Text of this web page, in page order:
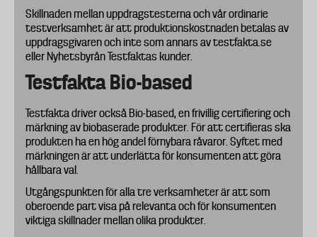
Skillnaden mellan uppdragstesterna och vår ordinarie
testverksamhet är att produktionskostnaden betalas av
uppdragsgivaren och inte som annars av testfakta.se
eller Nyhetsbyrån Testfaktas kunder.
Testfakta Bio-based
Testfakta driver också Bio-based, en frivillig certifiering och
märkning av biobaserade produkter. För att certifieras ska
produkten ha en hög andel förnybara råvaror. Syftet med
märkningen är att underlätta för konsumenten att göra
hållbara val.
Utgångspunkten för alla tre verksamheter är att som
oberoende part visa på relevanta och för konsumenten
viktiga skillnader mellan olika produkter.